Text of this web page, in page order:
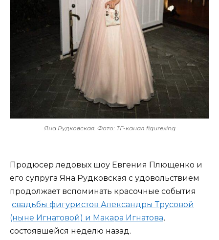
Яна Рудковская. Фото: ТГ-канал figurexing
Продюсер ледовых шоу Евгения Плющенко и
его супруга Яна Рудковская с удовольствием
продолжает вспоминать красочные события
свадьбы фигуристов Александры Трусовой
(ныне Игнатовой) и Макара Игнатова,
состоявшейся неделю назад.